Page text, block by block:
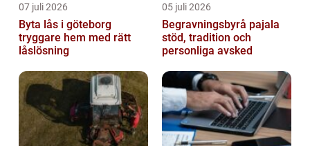
07 juli 2026
Byta lås i göteborg
tryggare hem med rätt
låslösning
05 juli 2026
Begravningsbyrå pajala
stöd, tradition och
personliga avsked